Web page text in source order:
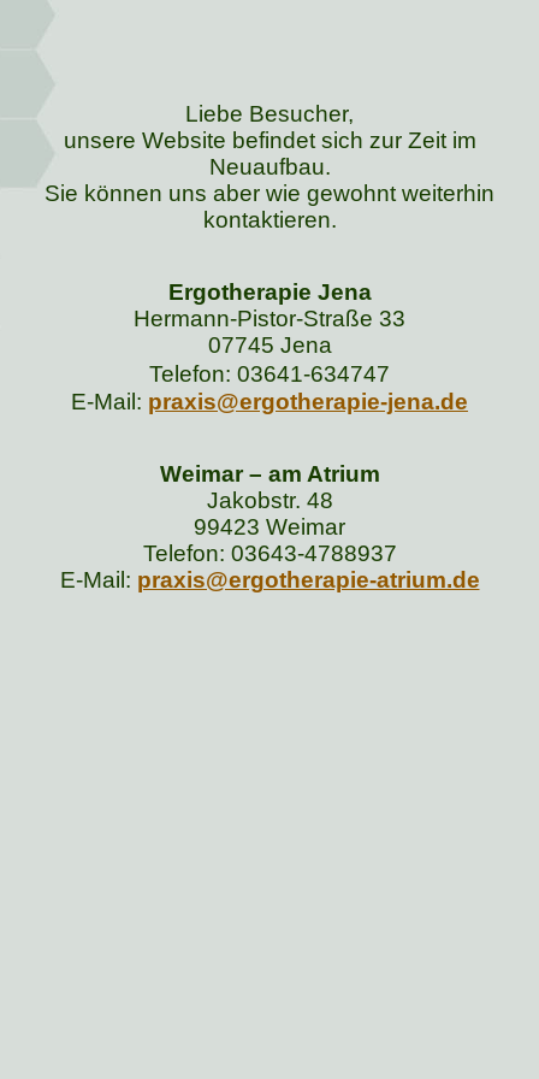
Liebe Besucher,
unsere Website befindet sich zur Zeit im
Neuaufbau.
Sie können uns aber wie gewohnt weiterhin
kontaktieren.
Ergotherapie Jena
Hermann-Pistor-Straße 33
07745 Jena
Telefon: 03641-634747
E-Mail: praxis@ergotherapie-jena.de
Weimar – am Atrium
Jakobstr. 48
99423 Weimar
Telefon: 03643-4788937
E-Mail: praxis@ergotherapie-atrium.de